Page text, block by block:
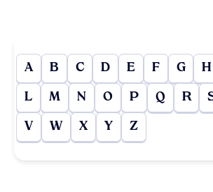
A B C D E F G H
L M N O P Q R
V W X Y Z